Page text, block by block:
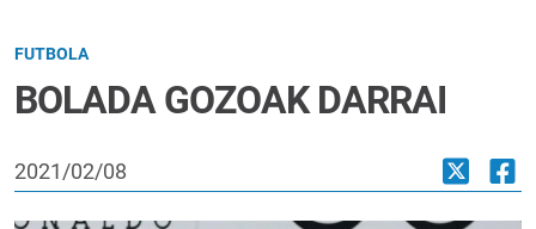
FUTBOLA
BOLADA GOZOAK DARRAI
2021/02/08